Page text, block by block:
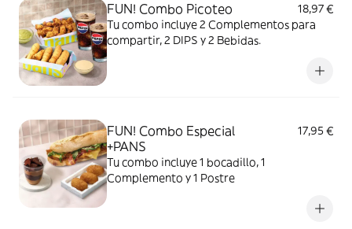
FUN! Combo Picoteo
18,97 €
Tu combo incluye 2 Complementos para
compartir, 2 DIPS y 2 Bebidas.
FUN! Combo Especial
+PANS
17,95 €
Tu combo incluye 1 bocadillo, 1
Complemento y 1 Postre